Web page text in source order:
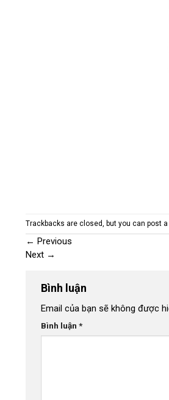
Trackbacks are closed, but you can post
← Previous
Next →
Bình luận
Email của bạn sẽ không được
Bình luận *